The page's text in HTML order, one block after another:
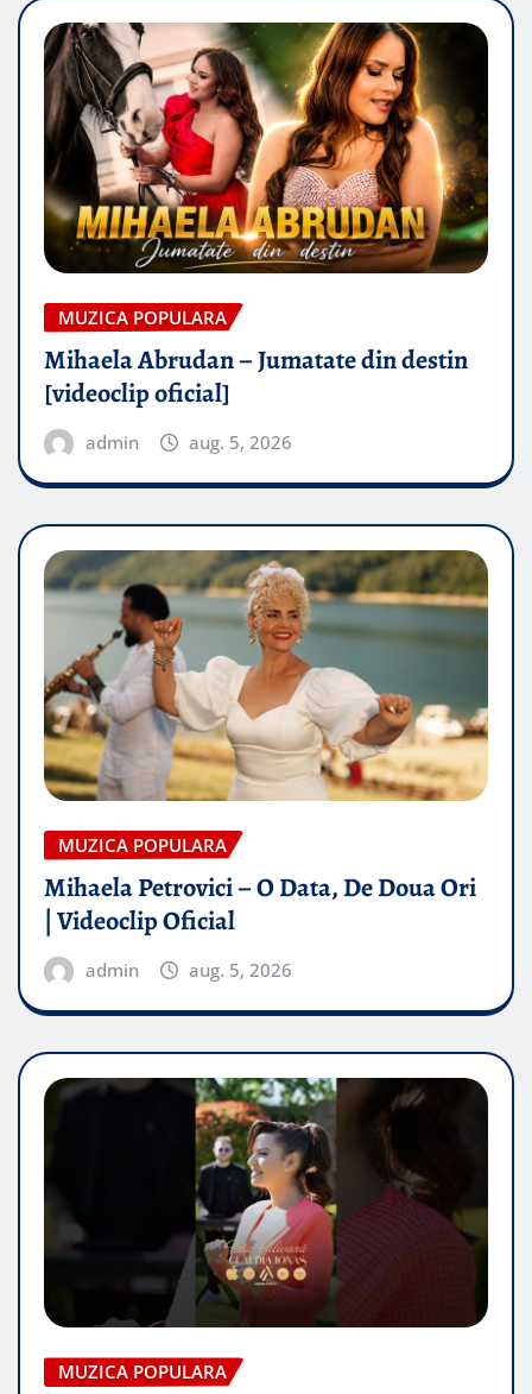
MUZICA POPULARA
Mihaela Abrudan – Jumatate din destin
[videoclip oficial]
admin aug. 5, 2026
MUZICA POPULARA
Mihaela Petrovici – O Data, De Doua Ori
| Videoclip Oficial
admin aug. 5, 2026
MUZICA POPULARA